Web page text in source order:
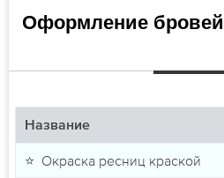
Оформление
Название
⭐ Окраска ресниц краской